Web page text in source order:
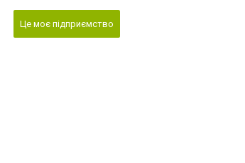
Це моє підприємство